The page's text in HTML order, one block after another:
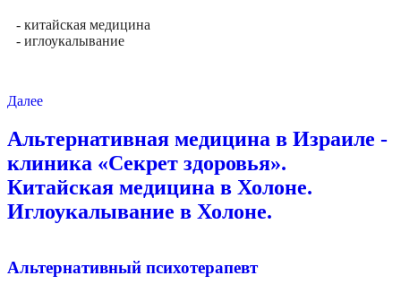
- китайская медицина
- иглоукалывание
Далее
Альтернативная медицина в Израиле -
клиника «Секрет здоровья».
Китайская медицина в Холоне.
Иглоукалывание в Холоне.
Альтернативный психотерапевт